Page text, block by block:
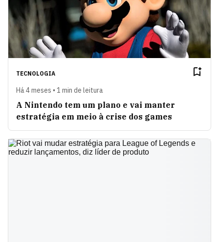
TECNOLOGIA
Há 4 meses • 1 min de leitura
A Nintendo tem um plano e vai manter
estratégia em meio à crise dos games